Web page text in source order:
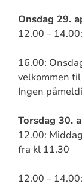
Onsdag 29.
12.00 –
16.00:
velkommen
Ingen
Torsdag 30.
12.00:
fra kl 11.30
12.00 –